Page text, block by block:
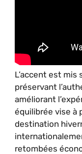
L’accent est
préservant
améliorant
équilibrée vise à
destination
retombées